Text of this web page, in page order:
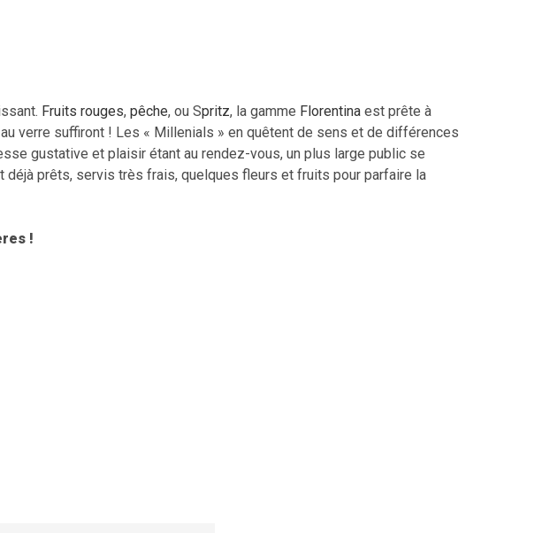
Fruits rouges, pêche, ou Spritz, la gamme Florentinaest prête à
verre suffiront ! Les « Millenials » en quêtent de sens et de différences
gustative et plaisir étant au rendez-vous, un plus large public se
prêts, servis très frais, quelques fleurs et fruits pour parfaire la
!